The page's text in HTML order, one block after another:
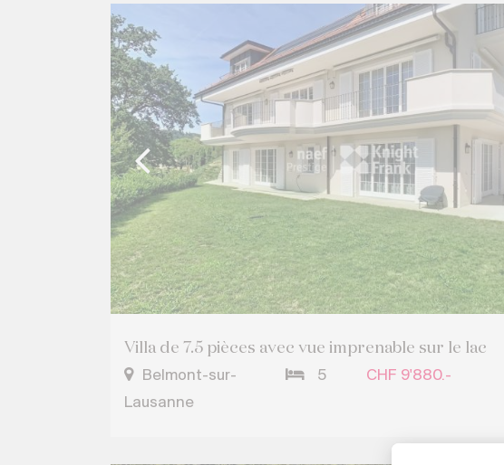
Villa de 7.5 pièces avec vue imprenable sur le lac
Belmont-sur-
Lausanne
5 CHF 9'880.-